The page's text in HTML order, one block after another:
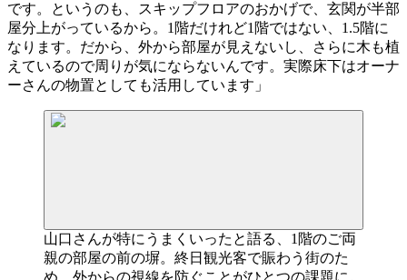
です。というのも、スキップフロアのおかげで、玄関が半部
屋分上がっているから。1階だけれど1階ではない、1.5階に
なります。だから、外から部屋が見えないし、さらに木も植
えているので周りが気にならないんです。実際床下はオーナ
ーさんの物置としても活用しています」
山口さんが特にうまくいったと語る、1階のご両
親の部屋の前の塀。終日観光客で賑わう街のた
め、外からの視線を防ぐことがひとつの課題に。